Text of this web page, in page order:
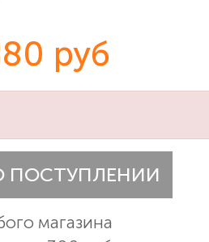
руб
ПОСТУПЛЕНИИ
магазина